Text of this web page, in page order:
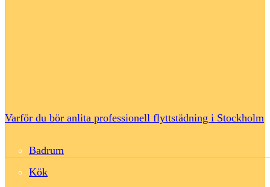
Varför du bör anlita professionell flyttstädning i Stockholm
Badrum
Kök